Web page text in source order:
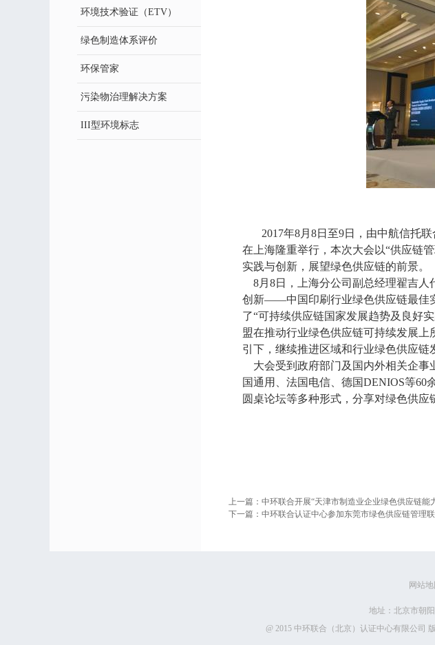
环境技术验证（ETV）
绿色制造体系评价
环保管家
污染物治理解决方案
III型环境标志
2017年8月8日至9日，由中航信托
在上海隆重举行，本次大会以“供应链
实践与创新，展望绿色供应链的前景。
8月8日，上海分公司副总经理翟吉人
创新——中国印刷行业绿色供应链最佳
了“可持续供应链国家发展趋势及良好
盟在推动行业绿色供应链可持续发展
引下，继续推进区域和行业绿色供应链
大会受到政府部门及国内外相关企事
国通用、法国电信、德国DENIOS等60
圆桌论坛等多种形式，分享对绿色供应
上一篇： 中环联合开展“天津市制造业企业绿色供应链能
下一篇： 中环联合认证中心参加东莞市绿色供应链管理
网站地
地址：北京市朝
@ 2015 中环联合（北京）认证中心有限公司